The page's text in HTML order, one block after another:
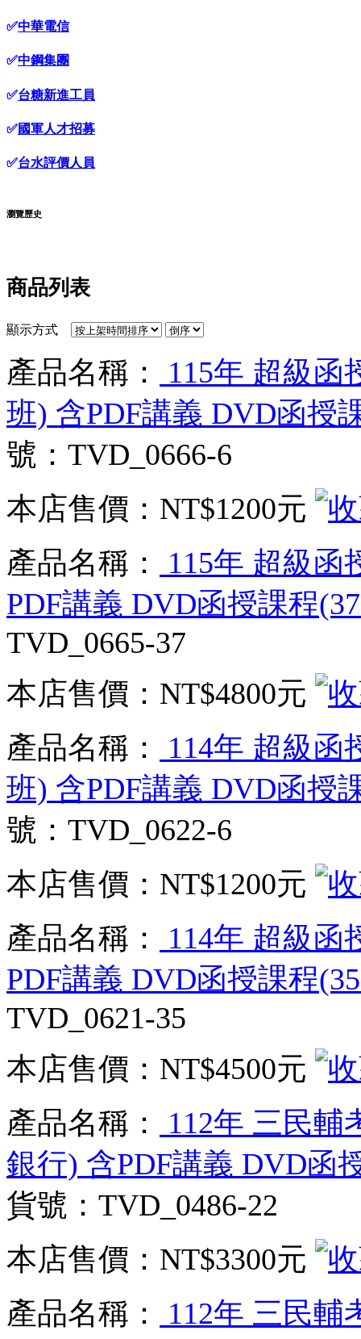
✅中華電信
✅中鋼集團
✅台糖新進工員
✅國軍人才招募
✅台水評價人員
瀏覽歷史
商品列表
顯示方式
產品名稱：
115年 超級函
班) 含PDF講義 DVD函授
號：TVD_0666-6
本店售價： NT$1200元
產品名稱：
115年 超級函
PDF講義 DVD函授課程
TVD_0665-37
本店售價： NT$4800元
產品名稱：
114年 超級函
班) 含PDF講義 DVD函授
號：TVD_0622-6
本店售價： NT$1200元
產品名稱：
114年 超級函
PDF講義 DVD函授課程
TVD_0621-35
本店售價： NT$4500元
產品名稱：
112年 三民輔
銀行) 含PDF講義 DVD函
貨號：TVD_0486-22
本店售價： NT$3300元
產品名稱：
112年 三民輔